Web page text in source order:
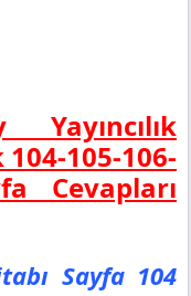
105-106-
Cevapları
Sayfa 104